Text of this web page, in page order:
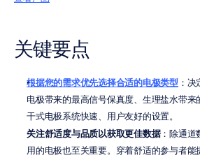
关键要点
根据您的需求优先选择合适的电极类型 ：
电极带来的最高信号保真度、生理盐水带
干式电极系统快速、用户友好的设置。
关注舒适度与品质以获取更佳数据：除通道
用的电极也至关重要。穿着舒适的参与者